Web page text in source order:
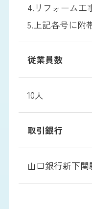
4.リフォーム工
5.上記各号に附
従業員数
10人
取引銀行
山口銀行新下